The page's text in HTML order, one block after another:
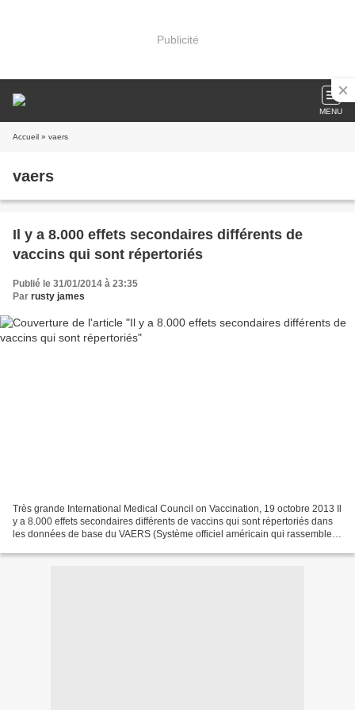
Publicité
MENU
Accueil » vaers
vaers
Il y a 8.000 effets secondaires différents de
vaccins qui sont répertoriés
Publié le 31/01/2014 à 23:35
Par rusty james
Très grande International Medical Council on Vaccination, 19 octobre 2013 Il
y a 8.000 effets secondaires différents de vaccins qui sont répertoriés dans
les données de base du VAERS (Système officiel américain qui rassemble